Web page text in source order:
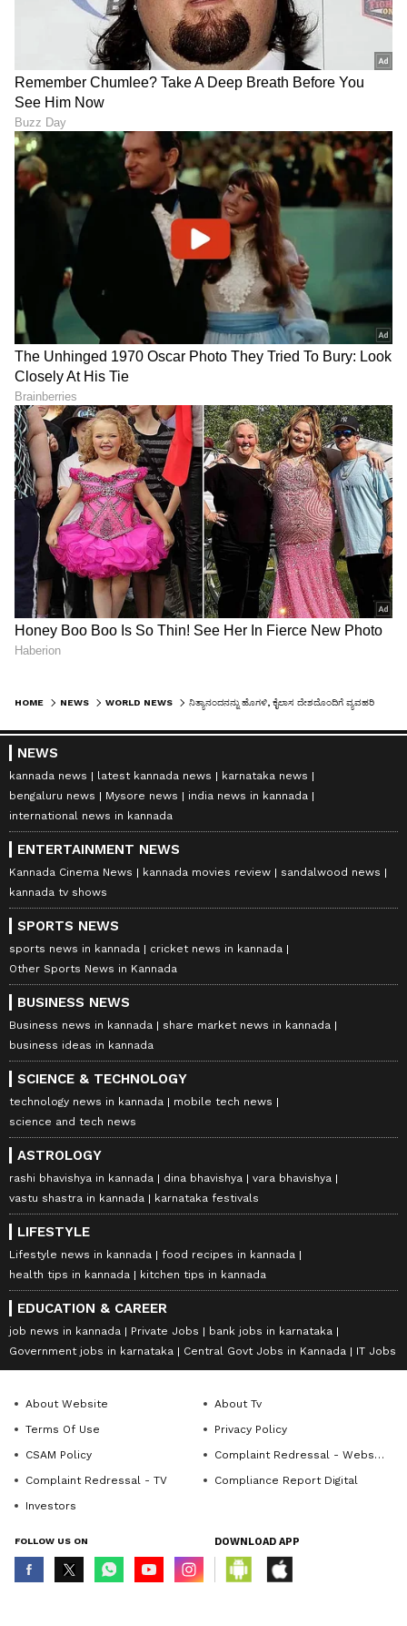
HOME NEWS WORLD NEWS
NEWS
kannada news latest kannada news
karnataka news
bengaluru news
Mysore news
india news in kannada
international news in kannada
ENTERTAINMENT NEWS
Kannada Cinema News kannada movies review
sandalwood news
kannada tv shows
SPORTS NEWS
sports news in kannada
cricket news in kannada
Other Sports News in Kannada
BUSINESS NEWS
Business news in kannada
share market news in kannada
business ideas in kannada
SCIENCE & TECHNOLOGY
technology news in kannada
mobile tech news
science and tech news
ASTROLOGY
rashi bhavishya in kannada dina bhavishya
vara bhavishya
vastu shastra in kannada
karnataka festivals
LIFESTYLE
Lifestyle news in kannada
food recipes in kannada
health tips in kannada
kitchen tips in kannada
EDUCATION & CAREER
job news in kannada Private Jobs
bank jobs in karnataka
Government jobs in karnataka
Central Govt Jobs in Kannada IT Jobs
About Website
About Tv
Terms Of Use
Privacy Policy
CSAM Policy
Complaint Redressal - Website
Complaint Redressal - TV
Compliance Report Digital
Investors
FOLLOW US ON DOWNLOAD APP